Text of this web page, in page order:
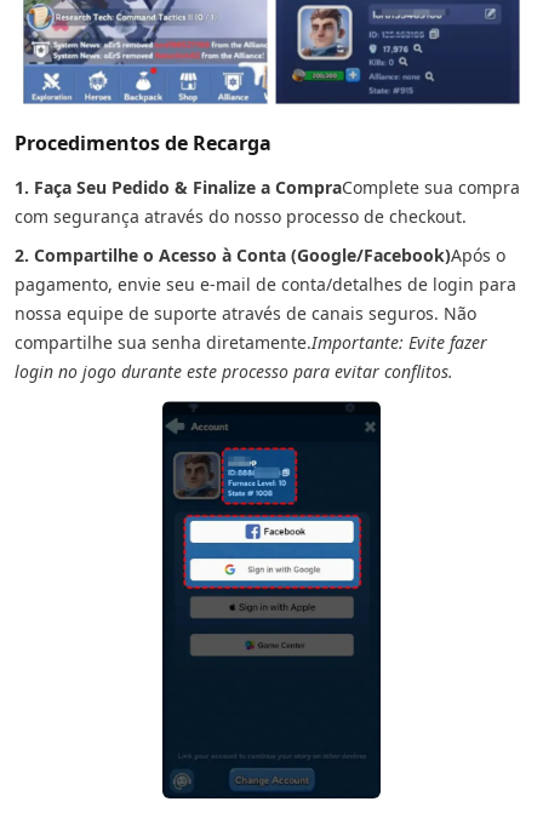
Procedimentos de Recarga
1. Faça Seu Pedido & Finalize a CompraComplete sua compra
com segurança através do nosso processo de checkout.
2. Compartilhe o Acesso à Conta (Google/Facebook)Após o
pagamento, envie seu e-mail de conta/detalhes de login para
nossa equipe de suporte através de canais seguros. Não
compartilhe sua senha diretamente.Importante: Evite fazer
login no jogo durante este processo para evitar conflitos.